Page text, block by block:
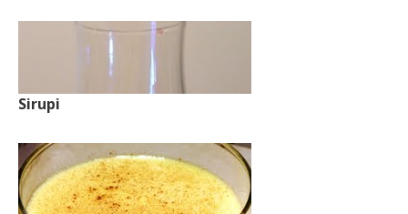
Sirupi